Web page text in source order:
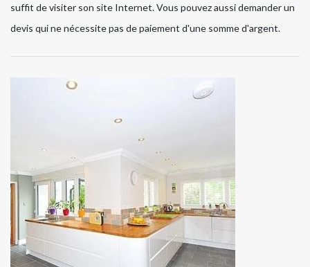
suffit de visiter son site Internet. Vous pouvez aussi demander un
devis qui ne nécessite pas de paiement d'une somme d'argent.